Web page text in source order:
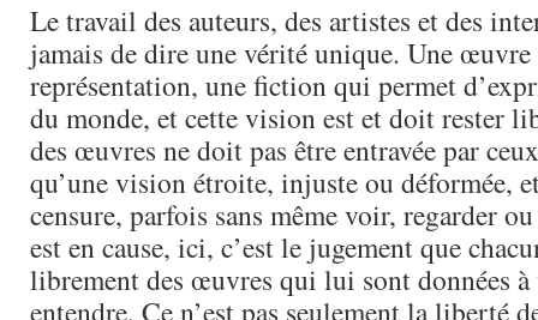
Le travail des auteurs, des artistes et des
jamais de dire une vérité unique. Une œuvre
représentation, une fiction qui permet
du monde, et cette vision est et doit rester
des œuvres ne doit pas être entravée par
qu’une vision étroite, injuste ou déformée,
censure, parfois sans même voir, regarder
est en cause, ici, c’est le jugement que
librement des œuvres qui lui sont données
entendre. Ce n’est pas seulement la liberté